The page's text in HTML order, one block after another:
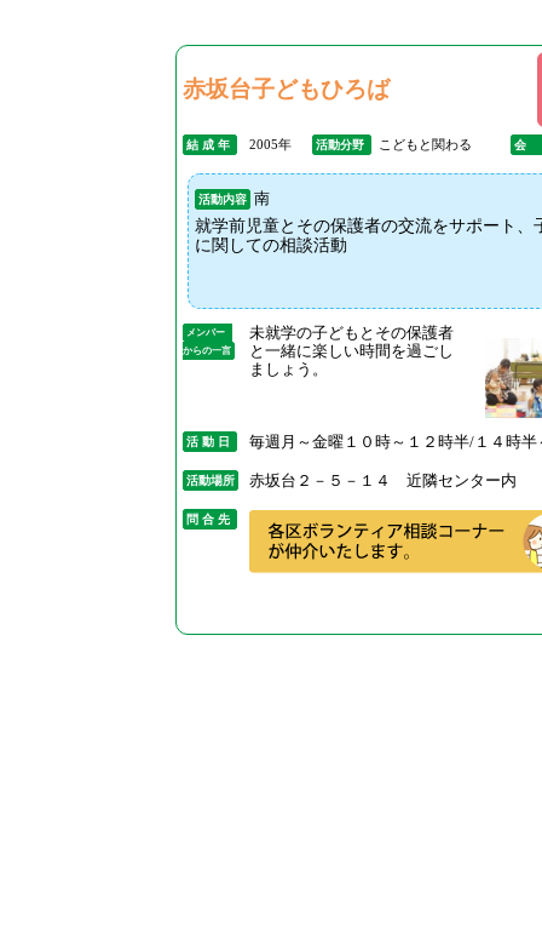
赤坂台子どもひろば
結 成 年 2005年 活動分野 こどもと関わる 会
活動内容 南
就学前児童とその保護者の交流をサポート、
に関しての相談活動
メンバー
からの一言
未就学の子どもとその保護者
と一緒に楽しい時間を過ごし
ましょう。
活 動 日 毎週月～金曜１０時～１２時半/１４時半
活動場所 赤坂台２－５－１４ 近隣センター内
問 合 先